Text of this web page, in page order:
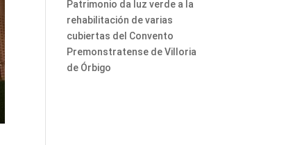
Patrimonio da luz verde a la
rehabilitación de varias
cubiertas del Convento
Premonstratense de Villoria
de Órbigo